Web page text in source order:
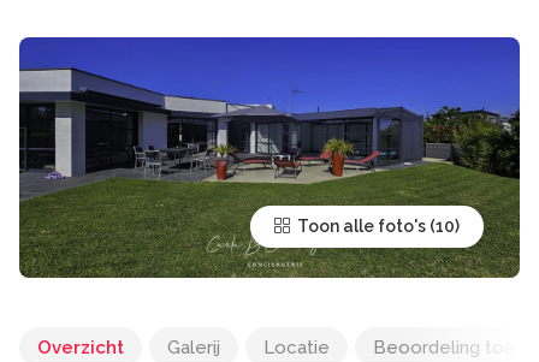
Toon alle foto's
Overzicht Galerij Locatie Beoordeling